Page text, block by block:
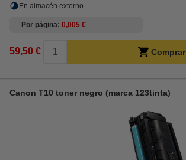
En almacén externo
Por página 0,005 €
59,50 € Comprar
Canon T10 toner negro (marca 123tinta)